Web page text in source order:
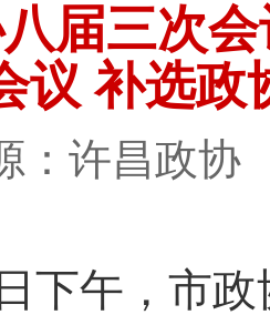
届三次
议 补选政
：许昌政
下午，市